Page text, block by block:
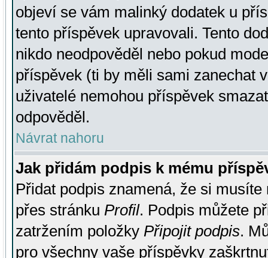
objeví se vám malinký dodatek u
tento příspěvek upravovali. Tento
nikdo neodpověděl nebo pokud
příspěvek (ti by měli sami zanechat
uživatelé nemohou příspěvek
odpověděl.
Návrat nahoru
Jak přidám podpis k mému
Přidat podpis znamená, že si
přes stránku Profil. Podpis můžete
zatržením položky Připojit podpis.
pro všechny vaše příspěvky